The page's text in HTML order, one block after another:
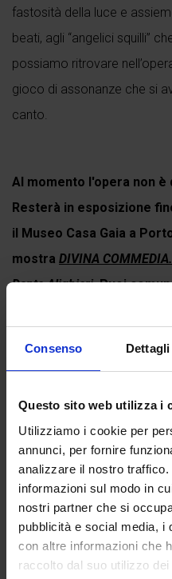
Consenso Dettagli
Questo sito web utilizza i
Utilizziamo i cookie per
annunci, per fornire
analizzare il nostro
informazioni sul modo in
nostri partner che si
pubblicità e social media, i
con altre informazioni che
raccolto dal suo utilizzo
fastosità della luce e
beati, agli “angelici squilli”
possiamo ritrovare
gioco di assonanze che si
canto.
Al momento l'opera non è
Resterà in esposizione
il Museo Casa Gaia a
mostra DIVINA
Dante Alighieri. Puoi
Continua a leggere
Recensioni
Ancora non ci sono
Recensisci per
(Click here to